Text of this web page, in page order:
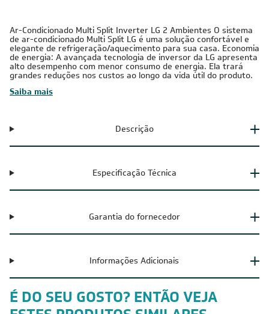
Ar-Condicionado Multi Split Inverter LG 2 Ambientes O sistema
de ar-condicionado Multi Split LG é uma solução confortável e
elegante de refrigeração/aquecimento para sua casa. Economia
de energia: A avançada tecnologia de inversor da LG apresenta
alto desempenho com menor consumo de energia. Ela trará
grandes reduções nos custos ao longo da vida útil do produto.
Saiba mais
Descrição
Especificação Técnica
Garantia do fornecedor
Informações Adicionais
É DO SEU GOSTO? ENTÃO VEJA